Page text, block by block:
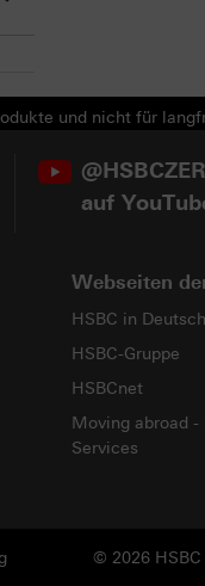
und nicht für
auf
Webseiten
HSBC in
HSBC-Gruppe
HSBCnet
Moving abroad -
Services
© 2026